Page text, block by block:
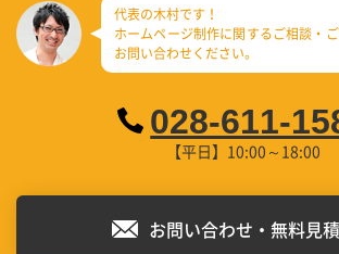
代表の木村です！
ホームページ制作に関するご相談・ご
お問い合わせください。
028-611-
【平日】10:00～18:00
お問い合わせ・無料見